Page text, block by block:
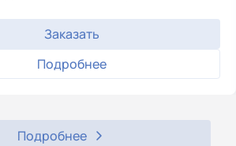
Заказать
Подробнее
Подробнее